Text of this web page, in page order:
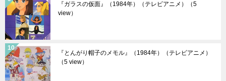
『ガラスの仮面』（1984年）（テレビアニメ）
（5
view）
『とんがり帽子のメモル』（1984年）（テレビアニメ）
（5 view）